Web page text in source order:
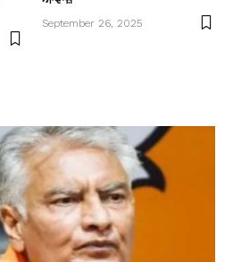
September 26, 2025